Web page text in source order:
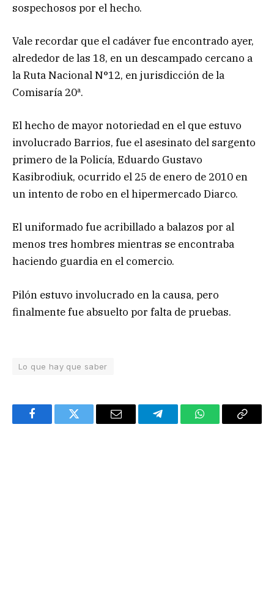
sospechosos por el hecho.
Vale recordar que el cadáver fue encontrado ayer,
alrededor de las 18, en un descampado cercano a
la Ruta Nacional N°12, en jurisdicción de la
Comisaría 20ª.
El hecho de mayor notoriedad en el que estuvo
involucrado Barrios, fue el asesinato del sargento
primero de la Policía, Eduardo Gustavo
Kasibrodiuk, ocurrido el 25 de enero de 2010 en
un intento de robo en el hipermercado Diarco.
El uniformado fue acribillado a balazos por al
menos tres hombres mientras se encontraba
haciendo guardia en el comercio.
Pilón estuvo involucrado en la causa, pero
finalmente fue absuelto por falta de pruebas.
Lo que hay que saber
FacebookTwitter Email TelegramWhatsAppCopy